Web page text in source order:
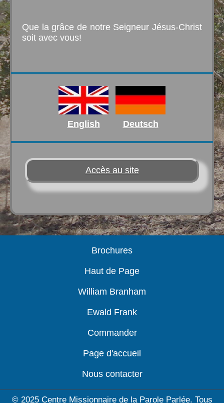
Que la grâce de notre Seigneur Jésus-Christ
soit avec vous!
English Deutsch
Accès au site
Brochures
Haut de Page
William Branham
Ewald Frank
Commander
Page d'accueil
Nous contacter
© 2025 Centre Missionnaire de la Parole Parlée. Tous